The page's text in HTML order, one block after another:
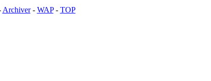
Archiver- WAP- TOP